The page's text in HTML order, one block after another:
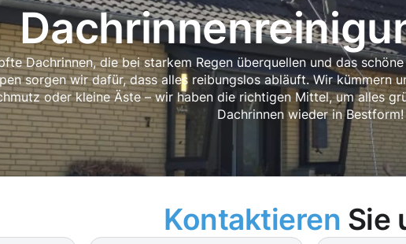
Dachrinnen, die bei starkem Regen überquellen und das
sorgen wir dafür, dass alles reibungslos abläuft. Wir kümmern
oder kleine Äste – wir haben die richtigen Mittel, um alles
Dachrinnen wieder in Bestform!
Kontaktieren Sie